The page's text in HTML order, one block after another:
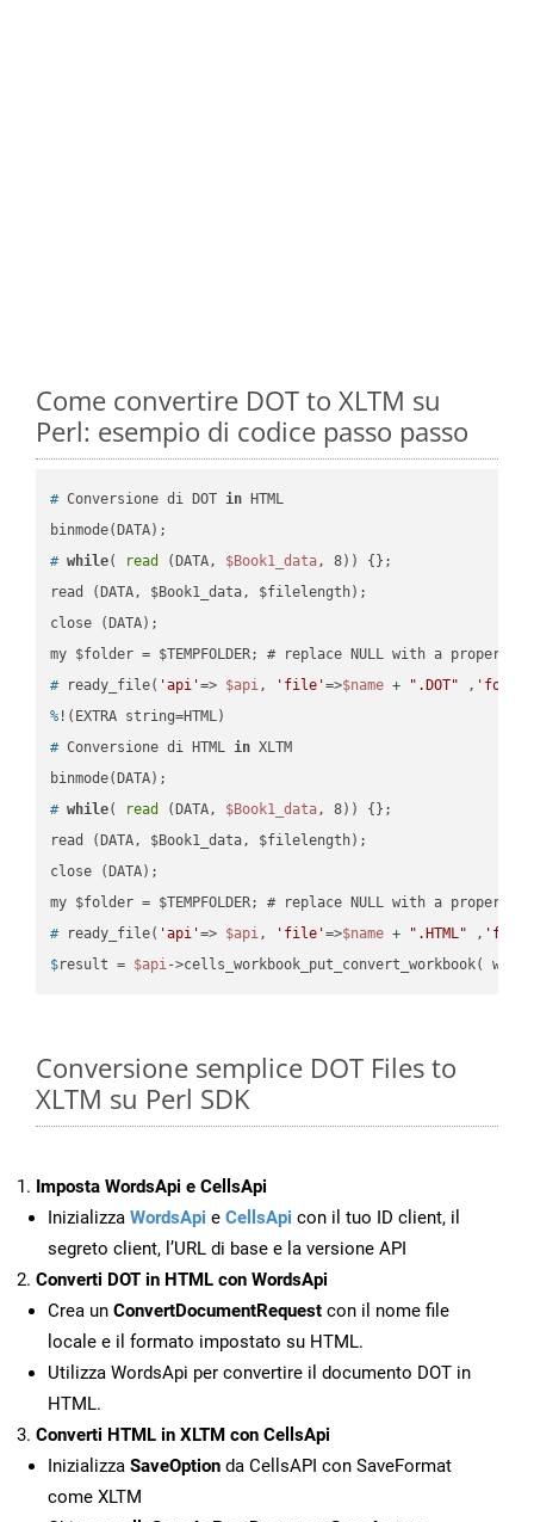
Come convertire DOT to XLTM su
Perl: esempio di codice passo passo
# Conversione di DOT in HTML
# while( read (DATA, $Book1_data, 8)) {};
read (DATA, $Book1_data, $filelength);
close (DATA);
# ready_file( 'api'=> $api, 'file'=>$name + ".DOT" ,
% !(EXTRA string=HTML)
# Conversione di HTML in XLTM
# while( read (DATA, $Book1_data, 8)) {};
read (DATA, $Book1_data, $filelength);
close (DATA);
# ready_file( 'api'=> $api, 'file'=>$name + ".HTML" ,
$result = $api->cells_workbook_put_convert_workbook(
Conversione semplice DOT Files to
XLTM su Perl SDK
Imposta WordsApi e CellsApi
Inizializza WordsApi e CellsApi con il tuo ID client, il
segreto client, l’URL di base e la versione API
Converti DOT in HTML con WordsApi
Crea un ConvertDocumentRequest con il nome file
locale e il formato impostato su HTML.
Utilizza WordsApi per convertire il documento DOT in
HTML.
Converti HTML in XLTM con CellsApi
Inizializza SaveOption da CellsAPI con SaveFormat
come XLTM